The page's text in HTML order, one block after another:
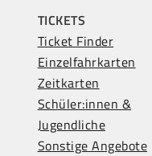
TICKETS
Ticket Finder
Einzelfahrkarten
Zeitkarten
Schüler:innen &
Jugendliche
Sonstige Angebote